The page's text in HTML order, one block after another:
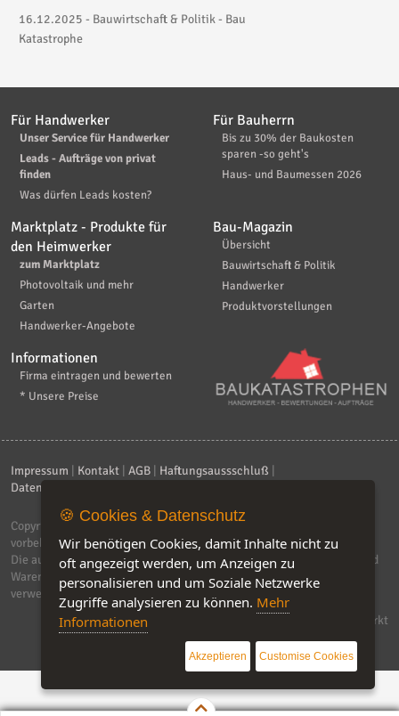
16.12.2025 - Bauwirtschaft & Politik - Bau
Katastrophe
Für Handwerker
Unser Service für Handwerker
Leads - Aufträge von privat
finden
Was dürfen Leads kosten?
Für Bauherrn
Bis zu 30% der Baukosten
sparen -so geht's
Haus- und Baumessen 2026
Marktplatz - Produkte für
den Heimwerker
zum Marktplatz
Photovoltaik und mehr
Garten
Handwerker-Angebote
Bau-Magazin
Übersicht
Bauwirtschaft & Politik
Handwerker
Produktvorstellungen
Informationen
Firma eintragen und bewerten
* Unsere Preise
Impressum Kontakt AGB Haftungsaussschluß
Datenschutzerklärung
Copyright © 2026ebiz-consult GmbH & Co. KG
vorbehalten.
Die auf dieser Seite verwendeten Produktbezeichnungen, Namen und
Warenzeichen sind Eigentum der jeweiligen Firmen. Unser Portal
verwendet Affiliat-Links, für dir wir Geld erhalten.
Software by IQ-Markt
🍪 Cookies & Datenschutz
Wir benötigen Cookies, damit Inhalte nicht zu
oft angezeigt werden, um Anzeigen zu
personalisieren und um Soziale Netzwerke
Zugriffe analysieren zu können. Mehr
Informationen
Akzeptieren Customise Cookies